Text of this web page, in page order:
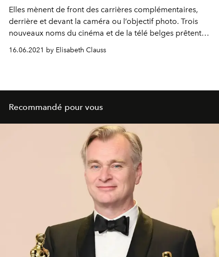
Elles mènent de front des carrières complémentaires,
derrière et devant la caméra ou l’objectif photo. Trois
nouveaux noms du cinéma et de la télé belges prêtent
leur visage à la Maison Natan, accord parfait d’un
monde qui court, pour les femmes qui tournent.
16.06.2021 by Elisabeth Clauss
Recommandé pour vous